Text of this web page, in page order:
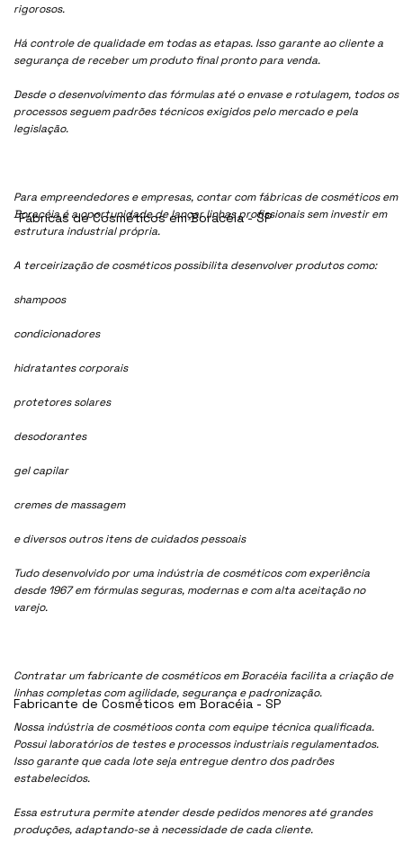
rigorosos.
Há controle de qualidade em todas as etapas. Isso garante ao cliente a
segurança de receber um produto final pronto para venda.
Desde o desenvolvimento das fórmulas até o envase e rotulagem, todos os
processos seguem padrões técnicos exigidos pelo mercado e pela
legislação.
Para empreendedores e empresas, contar com fábricas de cosméticos em
Boracéia é a oportunidade de lançar linhas profissionais sem investir em
estrutura industrial própria.
A terceirização de cosméticos possibilita desenvolver produtos como:
shampoos
condicionadores
hidratantes corporais
protetores solares
desodorantes
gel capilar
cremes de massagem
e diversos outros itens de cuidados pessoais
Tudo desenvolvido por uma indústria de cosméticos com experiência
desde 1967 em fórmulas seguras, modernas e com alta aceitação no
varejo.
Contratar um fabricante de cosméticos em Boracéia facilita a criação de
linhas completas com agilidade, segurança e padronização.
Nossa indústria de cosmétioos conta com equipe técnica qualificada.
Possui laboratórios de testes e processos industriais regulamentados.
Isso garante que cada lote seja entregue dentro dos padrões
estabelecidos.
Essa estrutura permite atender desde pedidos menores até grandes
produções, adaptando-se à necessidade de cada cliente.
Fábricas de Cosméticos em Boracéia - SP
Fabricante de Cosméticos em Boracéia - SP